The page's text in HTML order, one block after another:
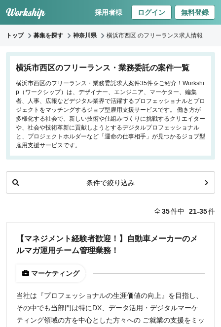
採用者様 ログイン 無料登録
トップ 募集を探す 神奈川県 横浜市西区 のフリーランス求人情報
横浜市西区のフリーランス・業務委託の案件一覧
横浜市西区のフリーランス・業務委託求人案件35件をご紹介！Workshi
p（ワークシップ）は、デザイナー、エンジニア、マーケター、編集
者、人事、広報などデジタル業界で活躍するプロフェッショナルとプロ
ジェクトをマッチングするジョブ型雇用支援サービスです。 働き方が
多様化する社会で、新しい技術や仕組みづくりに挑戦するクリエイター
や、社会や技術革新に貢献しようとするデジタルプロフェッショナル
と、プロジェクトホルダーなど「運命の仕事相手」が見つかるジョブ型
雇用支援サービスです。
条件で絞り込み
キーワードで探す
職種
フロントエンドエンジニア
バックエンドエンジニア
インフラエンジニア
iOS/Androidアプリエンジニア
データサイエンティスト
出社希望
副業OK
全35件中 21-35件
【マネジメント経験者歓迎！】自動車メーカーのメ
ルマガ運用チーム管理業務！
マーケティング
当社は『プロフェッショナルの生涯価値の向上』を目指し、
その中でも当部門は特にDX、データ活用・デジタルマーケ
ティング領域の方を中心とした方々への ご就業の支援をミッ